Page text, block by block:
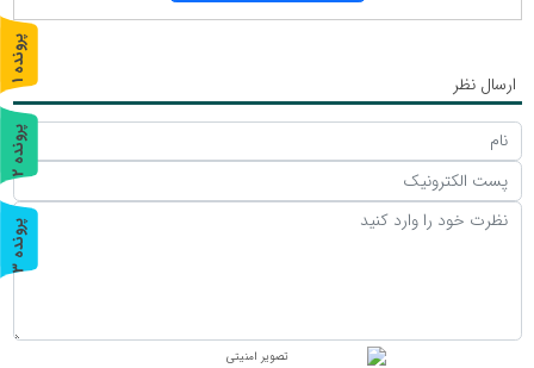
ارسال نظر
پ
ر
و
ن
د
ه
1
پ
ر
و
ن
د
ه
2
پ
ر
و
ن
د
ه
3